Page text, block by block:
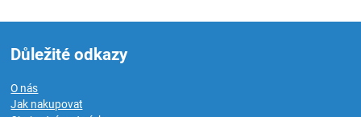
Důležité odkazy
O nás
Jak nakupovat